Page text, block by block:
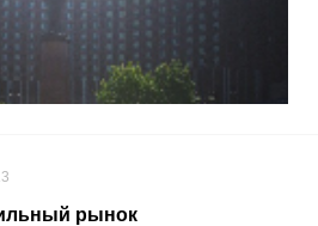
рынок